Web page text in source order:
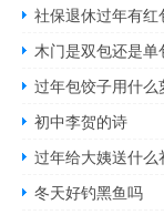
社保退休过年有红
木门是双包还是单
过年包饺子用什么
初中李贺的诗
过年给大姨送什么
冬天好钓黑鱼吗